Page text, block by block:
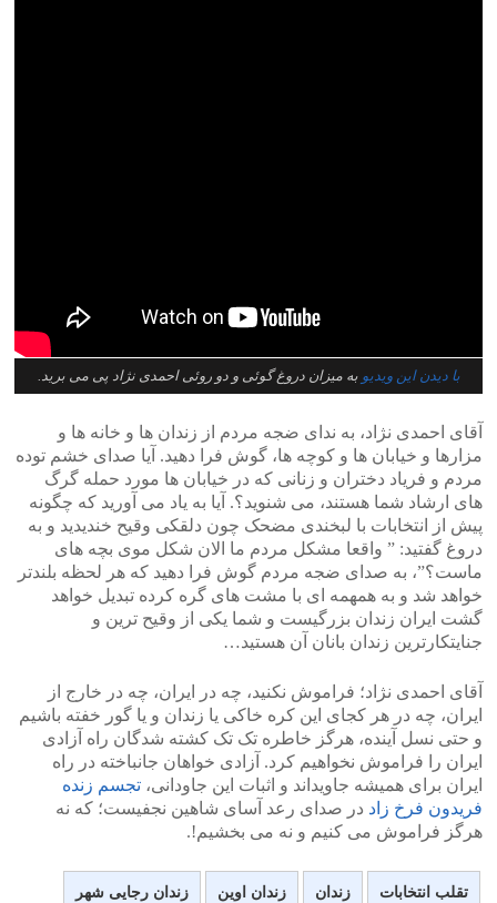
با دیدن این ویدیو به میزان دروغ گوئی و دو روئی احمدی نژاد پی می برید.
آقای احمدی نژاد، به ندای ضجه مردم از زندان ها و خانه ها و
مزارها و خیابان ها و کوچه ها، گوش فرا دهید. آیا صدای خشم توده
مردم و فریاد دختران و زنانی که در خیابان ها مورد حمله گرگ
های ارشاد شما هستند، می شنوید؟. آیا به یاد می آورید که چگونه
پیش از انتخابات با لبخندی مضحک چون دلقکی وقیح خندیدید و به
دروغ گفتید: ” واقعا مشکل مردم ما الان شکل موی بچه های
ماست؟”، به صدای ضجه مردم گوش فرا دهید که هر لحظه بلندتر
خواهد شد و به همهمه ای با مشت های گره کرده تبدیل خواهد
گشت ایران زندان بزرگیست و شما یکی از وقیح ترین و
جنایتکارترین زندان بانان آن هستید…
آقای احمدی نژاد؛ فراموش نکنید، چه در ایران، چه در خارج از
ایران، چه در هر کجای این کره خاکی یا زندان و یا گور خفته باشیم
و حتی نسل آینده، هرگز خاطره تک تک کشته شدگان راه آزادی
ایران را فراموش نخواهیم کرد. آزادی خواهان جانباخته در راه
ایران برای همیشه جاویداند و اثبات این جاودانی، تجسم زنده
فریدون فرخ زاد در صدای رعد آسای شاهین نجفیست؛ که نه
هرگز فراموش می کنیم و نه می بخشیم!.
تقلب انتخابات زندان زندان اوین زندان رجایی شهر